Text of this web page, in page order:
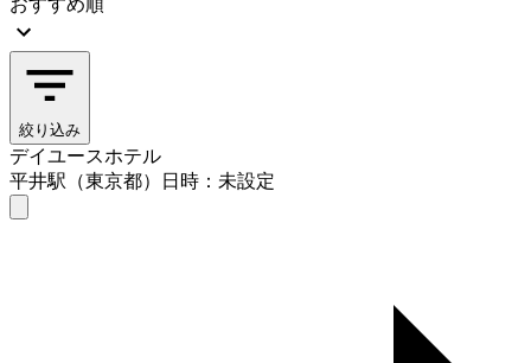
絞り込み
デイユースホテル
平井駅（東京都）
日時：未設定